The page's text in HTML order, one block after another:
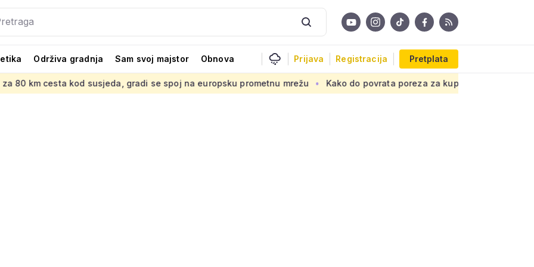
Održiva gradnja Sam svoj majstor Obnova Prijava Registracija Pretplata
kod susjeda, gradi se spoj na europsku prometnu mrežu Kako do povrata poreza za kupnju prve nekretnine: Morate